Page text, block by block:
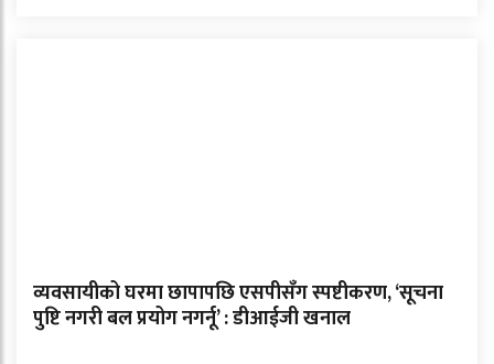
व्यवसायीको घरमा छापापछि एसपीसँग स्पष्टीकरण, ‘सूचना
पुष्टि नगरी बल प्रयोग नगर्नू’ : डीआईजी खनाल